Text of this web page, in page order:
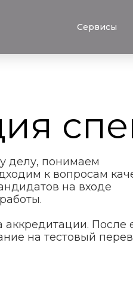
Сервисы
делу, понимаем
к вопросам
на входе
После
на тестовый